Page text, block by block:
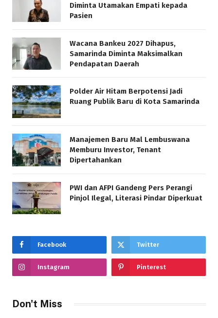
Diminta Utamakan Empati kepada
Pasien
Wacana Bankeu 2027 Dihapus,
Samarinda Diminta Maksimalkan
Pendapatan Daerah
Polder Air Hitam Berpotensi Jadi
Ruang Publik Baru di Kota Samarinda
Manajemen Baru Mal Lembuswana
Memburu Investor, Tenant
Dipertahankan
PWI dan AFPI Gandeng Pers Perangi
Pinjol Ilegal, Literasi Pindar Diperkuat
Facebook Twitter
Instagram Pinterest
Don't Miss